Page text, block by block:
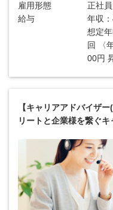
雇用形態
正社員
給与
年収
想定
回 〈
00円
【キャリアアドバイザ
リートと企業様を繋ぐ